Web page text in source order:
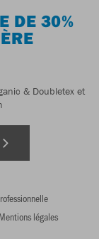
DE 30%
& Doubletex et
Mentions légales